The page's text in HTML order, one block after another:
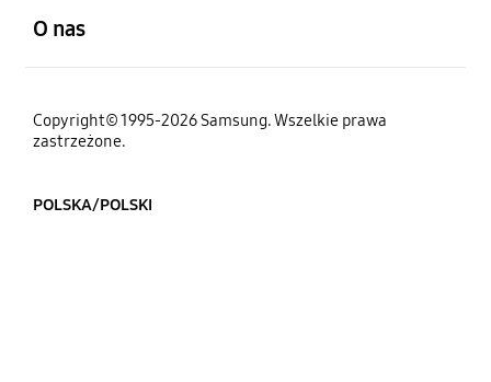
O nas
Copyright© 1995-2026 Samsung. Wszelkie prawa
zastrzeżone.
POLSKA/POLSKI